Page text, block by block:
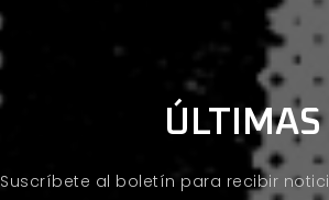
Suscríbete al boletín para recibir